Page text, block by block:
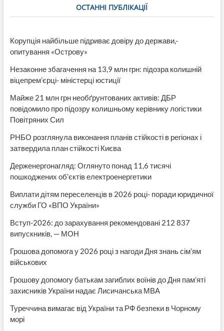
ОСТАННІ ПУБЛІКАЦІЇ
Корупція найбільше підриває довіру до держави,-
опитування «Острову»
Незаконне збагачення на 13,9 млн грн: підозра колишній
віцепрем’єрці- міністерці юстиції
Майже 21 млн грн необґрунтованих активів: ДБР
повідомило про підозру колишньому керівнику логістики
Повітряних Сил
РНБО розглянула виконання планів стійкості в регіонах і
затвердила план стійкості Києва
Держенергонагляд: Оглянуто понад 11,6 тисячі
пошкоджених об’єктів електроенергетики
Виплати дітям переселенців в 2026 році- поради юридичної
служби ГО «ВПО України»
Вступ-2026: до зарахування рекомендовані 212 837
випускників, — МОН
Грошова допомога у 2026 році з нагоди Дня знань сім’ям
військових
Грошову допомогу батькам загиблих воїнів до Дня пам’яті
захисників України надає Лисичанська МВА
Туреччина вимагає від України та РФ безпеки в Чорному
морі